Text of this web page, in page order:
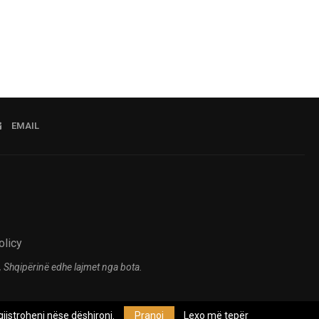
EMAIL
edhe lajmet nga bota.
nëse dëshironi.
Pranoj Lexo më tepër